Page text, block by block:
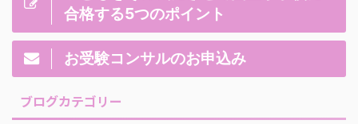
合格する5つのポイント
お受験コンサルのお申込み
ブログカテゴリー